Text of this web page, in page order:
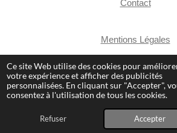
Ce site Web utilise des cookies pour
votre expérience et afficher des publicités
personnalisées. En cliquant sur "Accepter",
consentez à l'utilisation de tous les cookies.
Refuser Accepter
Contact
Mentions Légales
© 2024 - 2026 Atelier Mountain
E-mail Carte